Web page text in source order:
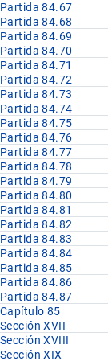
Partida 84.67
Partida 84.68
Partida 84.69
Partida 84.70
Partida 84.71
Partida 84.72
Partida 84.73
Partida 84.74
Partida 84.75
Partida 84.76
Partida 84.77
Partida 84.78
Partida 84.79
Partida 84.80
Partida 84.81
Partida 84.82
Partida 84.83
Partida 84.84
Partida 84.85
Partida 84.86
Partida 84.87
Capítulo 85
Sección XVII
Sección XVIII
Sección XIX